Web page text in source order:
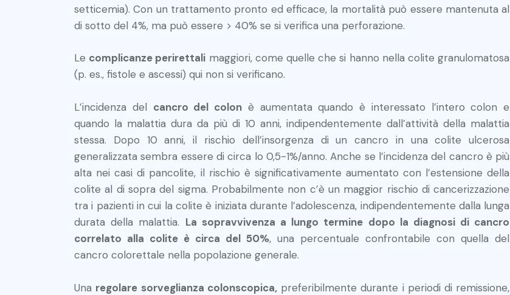
setticemia). Con un trattamento pronto ed efficace, la mortalità può essere mantenuta al
di sotto del 4%, ma può essere > 40% se si verifica una perforazione.
Le complicanze perirettali maggiori, come quelle che si hanno nella colite granulomatosa
(p. es., fistole e ascessi) qui non si verificano.
L’incidenza del cancro del colon è aumentata quando è interessato l’intero colon e
quando la malattia dura da più di 10 anni, indipendentemente dall’attività della malattia
stessa. Dopo 10 anni, il rischio dell’insorgenza di un cancro in una colite ulcerosa
generalizzata sembra essere di circa lo 0,5-1%/anno. Anche se l’incidenza del cancro è più
alta nei casi di pancolite, il rischio è significativamente aumentato con l’estensione della
colite al di sopra del sigma. Probabilmente non c’è un maggior rischio di cancerizzazione
tra i pazienti in cui la colite è iniziata durante l’adolescenza, indipendentemente dalla lunga
durata della malattia. La sopravvivenza a lungo termine dopo la diagnosi di cancro
correlato alla colite è circa del 50%, una percentuale confrontabile con quella del
cancro colorettale nella popolazione generale.
Una regolare sorveglianza colonscopica,preferibilmente durante i periodi di remissione,